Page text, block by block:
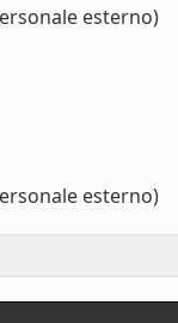
esterno)
esterno)